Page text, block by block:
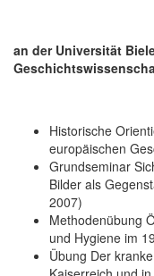
an der Universität
Historische
europäischen
Grundseminar
Bilder als
2007)
Methodenübung
und Hygiene im
Übung Der